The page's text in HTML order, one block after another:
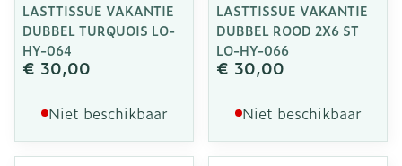
LASTTISSUE VAKANTIE
DUBBEL TURQUOIS LO-
HY-064
€ 30,00
Niet beschikbaar
LASTTISSUE VAKANTIE
DUBBEL ROOD 2X6 ST
LO-HY-066
€ 30,00
Niet beschikbaar